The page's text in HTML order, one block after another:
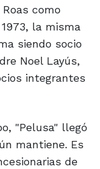
como
la misma
siendo socio
Noel Layús,
integrantes
"Pelusa" llegó
mantiene. Es
de